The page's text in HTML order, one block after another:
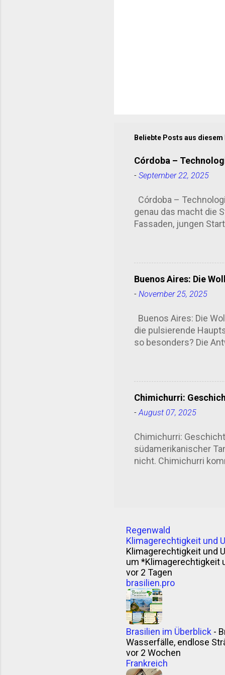
Beliebte Posts aus diesem
Córdoba –
- September 22, 2025
Córdoba –
genau das macht die
Fassaden, jungen
Studierendenstadt.
ist kein isoliertes
organisiert
könnte me...
Buenos Aires: Die
- November 25, 2025
Buenos Aires: Die
die pulsierende
so besonders? Die
Madero: Ein
beeindruckt. Die
Blick auf die
, ein...
Chimichurri:
- August 07, 2025
Chimichurri:
südamerikanischer
nicht. Chimichurri
Herkunft ist nicht
stimmt? Wer weiß.
argentinisches
curry“. Vielleicht.
Regenwald
Klimagerechtigkeit und
Klimagerechtigkeit und
um *Klimagerechtigkeit
vor 2 Tagen
brasilien.pro
Brasilien im Überblick -
Wasserfälle, endlose
vor 2 Wochen
Frankreich